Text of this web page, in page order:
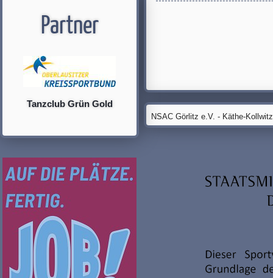
NSAC Görlitz e.V. - Käthe-
Partner
Tanzclub Grün Gold